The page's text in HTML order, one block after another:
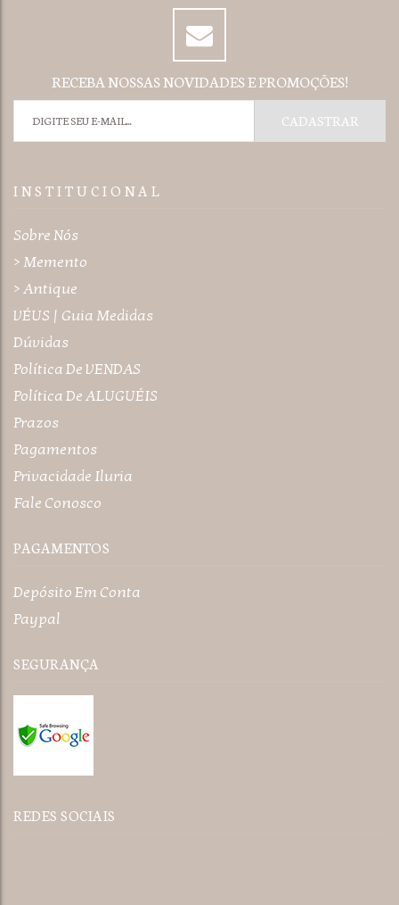
RECEBA NOSSAS NOVIDADES E PROMOÇÕES!
I N S T I T U C I O N A L
Sobre Nós
> Memento
> Antique
VÉUS | Guia Medidas
Dúvidas
Política De VENDAS
Política De ALUGUÉIS
Prazos
Pagamentos
Privacidade Iluria
Fale Conosco
PAGAMENTOS
Depósito Em Conta
Paypal
SEGURANÇA
REDES SOCIAIS